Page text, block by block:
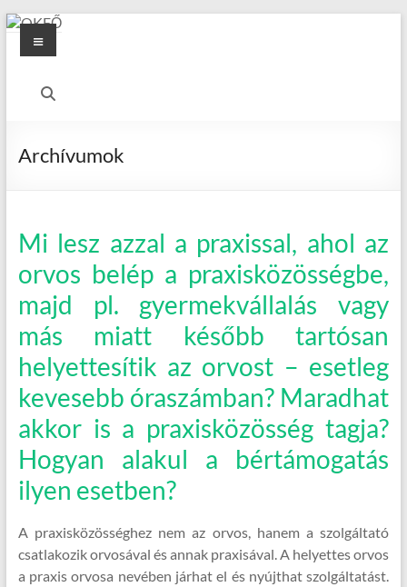
Skip
content
OKFŐ
Menu
Archívumok
Mi lesz azzal a praxissal, ahol az
orvos belép a praxisközösségbe,
majd pl. gyermekvállalás vagy
más miatt később tartósan
helyettesítik az orvost – esetleg
kevesebb óraszámban? Maradhat
akkor is a praxisközösség tagja?
Hogyan alakul a bértámogatás
ilyen esetben?
A praxisközösséghez nem az orvos, hanem a szolgáltató
csatlakozik orvosával és annak praxisával. A helyettes orvos
a praxis orvosa nevében járhat el és nyújthat szolgáltatást.